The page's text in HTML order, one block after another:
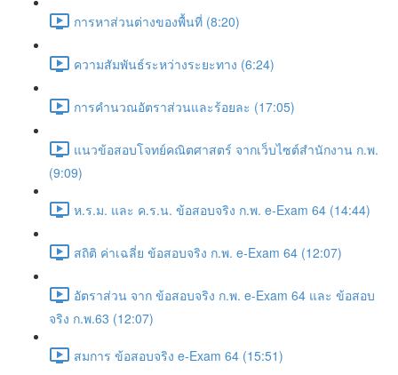
การหาส่วนต่างของพื้นที่ (8:20)
ความสัมพันธ์ระหว่างระยะทาง (6:24)
การคำนวณอัตราส่วนและร้อยละ (17:05)
แนวข้อสอบโจทย์คณิตศาสตร์ จากเว็บไซต์สำนักงาน ก.พ.
(9:09)
ห.ร.ม. และ ค.ร.น. ข้อสอบจริง ก.พ. e-Exam 64 (14:44)
สถิติ ค่าเฉลี่ย ข้อสอบจริง ก.พ. e-Exam 64 (12:07)
อัตราส่วน จาก ข้อสอบจริง ก.พ. e-Exam 64 และ ข้อสอบ
จริง ก.พ.63 (12:07)
สมการ ข้อสอบจริง e-Exam 64 (15:51)